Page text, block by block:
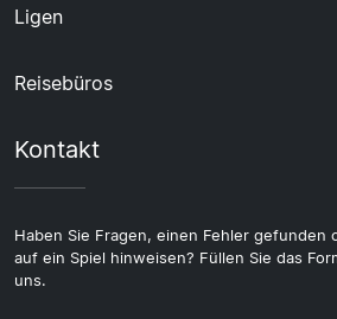
Ligen
Reisebüros
Kontakt
Haben Sie Fragen, einen Fehler gefunden
auf ein Spiel hinweisen? Füllen Sie das
uns.